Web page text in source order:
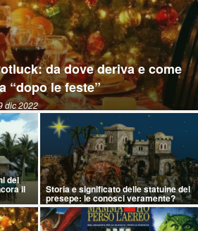
da dove deriva e come
“dopo le feste”
dic 2022
del
il Storia e significato delle statuine del
presepe: le conosci veramente?